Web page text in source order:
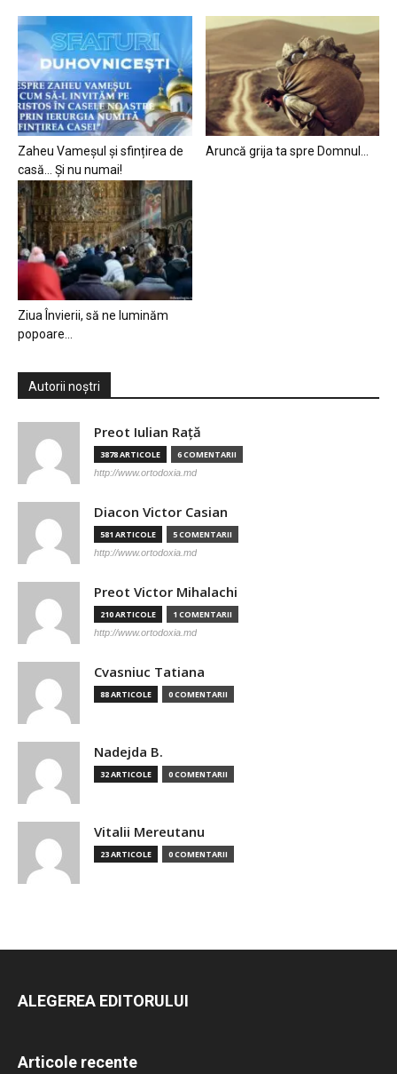
Zaheu Vameșul și sfințirea de
casă… Și nu numai!
Aruncă grija ta spre Domnul…
Ziua Învierii, să ne luminăm
popoare…
Autorii noștri
Preot Iulian Raţă
3878 ARTICOLE 6 COMENTARII
http://www.ortodoxia.md
Diacon Victor Casian
581 ARTICOLE 5 COMENTARII
http://www.ortodoxia.md
Preot Victor Mihalachi
210 ARTICOLE 1 COMENTARII
http://www.ortodoxia.md
Cvasniuc Tatiana
88 ARTICOLE 0 COMENTARII
Nadejda B.
32 ARTICOLE 0 COMENTARII
Vitalii Mereutanu
23 ARTICOLE 0 COMENTARII
ALEGEREA EDITORULUI
Articole recente